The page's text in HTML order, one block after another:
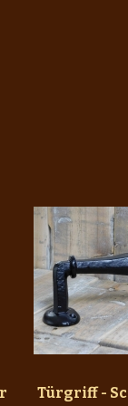
Türgriff -